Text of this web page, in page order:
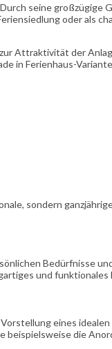
seine großzügige
oder
Attraktivität der
in Ferienhaus-
sondern
Bedürfnisse
und
eines
beispielsweise die